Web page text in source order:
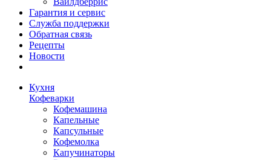
Гарантия и сервис
Служба поддержки
Обратная связь
Рецепты
Новости
Кухня
Кофеварки
Кофемашина
Капельные
Капсульные
Кофемолка
Капучинаторы